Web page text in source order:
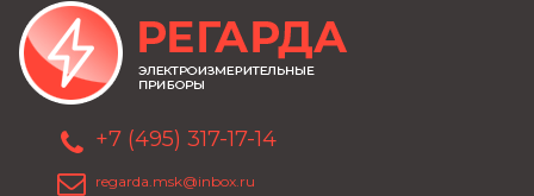
+7 (495) 317-17-14
regarda.msk@inbox.ru